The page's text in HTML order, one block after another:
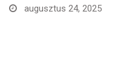
augusztus 24, 2025